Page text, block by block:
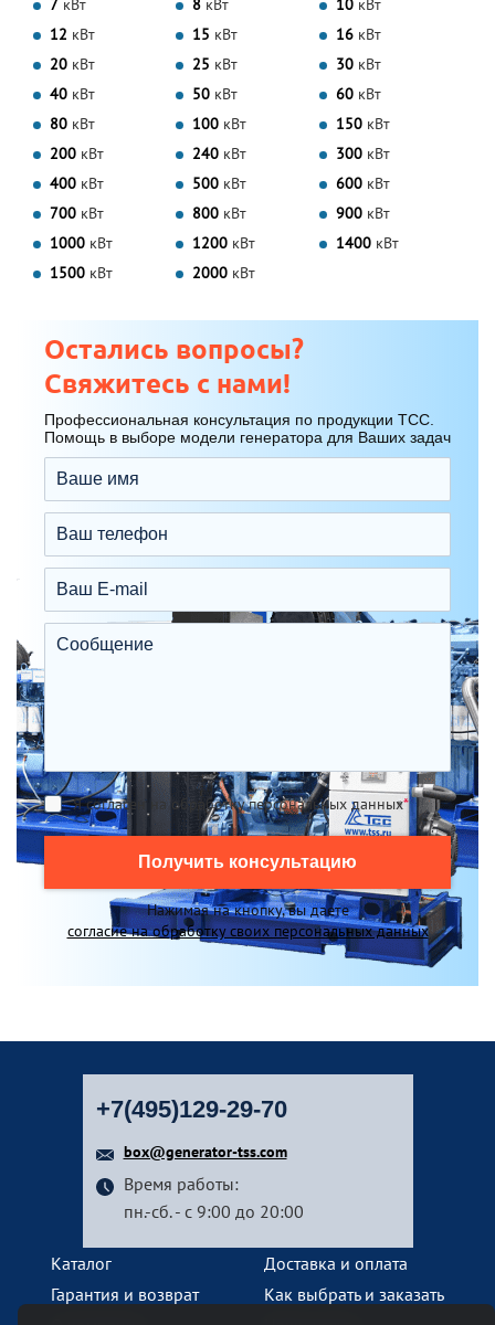
7 кВт 8 кВт 10 кВт
12 кВт 15 кВт 16 кВт
20 кВт 25 кВт 30 кВт
40 кВт 50 кВт 60 кВт
80 кВт 100 кВт 150 кВт
200 кВт 240 кВт 300 кВт
400 кВт 500 кВт 600 кВт
700 кВт 800 кВт 900 кВт
1000 кВт 1200 кВт 1400 кВт
1500 кВт 2000 кВт
Остались вопросы?
Свяжитесь с нами!
Профессиональная консультация по продукции ТСС.
Помощь в выборе модели генератора для Ваших задач
Я согласен на обработку персональных данных*
Получить консультацию
Нажимая на кнопку, вы даете
согласие на обработку своих персональных данных
+7(495)129-29-70
box@generator-tss.com
Время работы:
пн.-сб. - с 9:00 до 20:00
Каталог
Доставка и оплата
Гарантия и возврат
Как выбрать и заказать